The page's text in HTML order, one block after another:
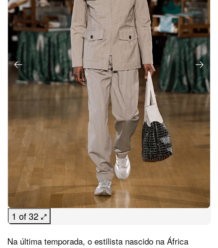
1 of 32
Na última temporada, o estilista nascido na África